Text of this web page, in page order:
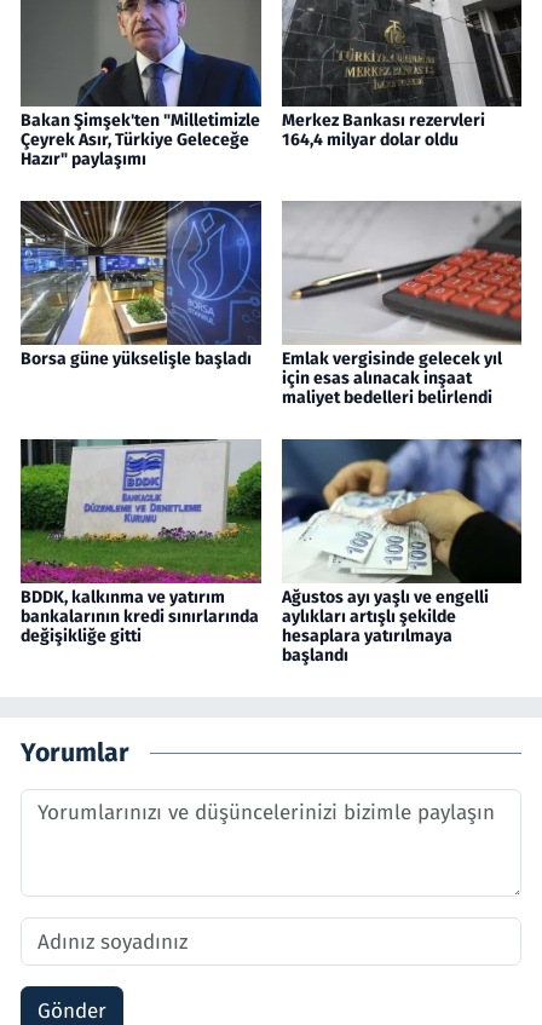
Bakan Şimşek'ten "Milletimizle
Çeyrek Asır, Türkiye Geleceğe
Hazır" paylaşımı
Merkez Bankası rezervleri
164,4 milyar dolar oldu
Borsa güne yükselişle başladı
Emlak vergisinde gelecek yıl
için esas alınacak inşaat
maliyet bedelleri belirlendi
BDDK, kalkınma ve yatırım
bankalarının kredi sınırlarında
değişikliğe gitti
Ağustos ayı yaşlı ve engelli
aylıkları artışlı şekilde
hesaplara yatırılmaya
başlandı
Yorumlar
Gönder